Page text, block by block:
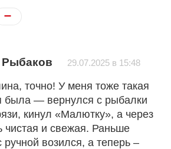
29.07.2025 в 15:48
точно! У меня тоже такая
была — вернулся с рыбалки
кинул «Малютку», а через
чистая и свежая. Раньше
ручной возился, а теперь –